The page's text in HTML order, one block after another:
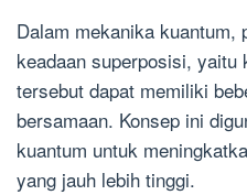
Dalam mekanika kuantum,
keadaan superposisi, yaitu
tersebut dapat memiliki
bersamaan. Konsep ini
kuantum untuk
yang jauh lebih tinggi.